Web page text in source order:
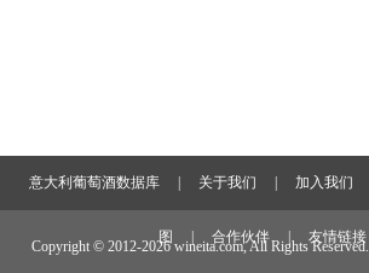
意大利葡萄酒数据库 关于我们 加入我们
图 合作伙伴 友情链接
Copyright © 2012-2026 wineita.com, All Rights Reserved.